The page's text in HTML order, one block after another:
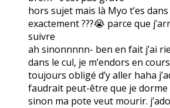
hors sujet mais là Myo t’es
exactement ???😭 parce que
suivre
ah sinonnnnn- ben en fait j’ai
dans le cul, je m’endors en
toujours obligé d’y aller haha
faudrait peut-être que je dorme
sinon ma pote veut mourir.